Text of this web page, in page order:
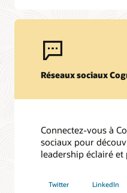
Réseaux sociaux
Connectez-vous à
sociaux pour
leadership éclairé et
Twitter LinkedIn